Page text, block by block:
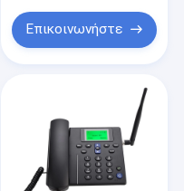
Επικοινωνήστε